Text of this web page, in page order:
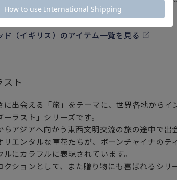
す。
ド（イギリス）のアイテム一覧を見る
ト
に出会える「旅」をテーマに、世界各地から
ーラスト」シリーズです。
らアジアへ向かう東西文明交流の旅の途中で
リエンタルな草花たちが、ボーンチャイナのテ
にカラフルに表現されています。
クションとして、また贈り物にも喜ばれるシリ